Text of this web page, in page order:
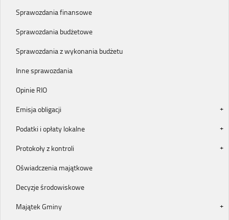
Sprawozdania finansowe
Sprawozdania budżetowe
Sprawozdania z wykonania budżetu
Inne sprawozdania
Opinie RIO
Emisja obligacji
Podatki i opłaty lokalne
Protokoły z kontroli
Oświadczenia majątkowe
Decyzje środowiskowe
Majątek Gminy